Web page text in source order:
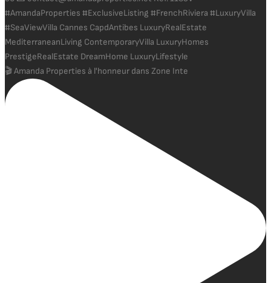
🎬 Amanda Properties à l'honneur dans Zone Inte